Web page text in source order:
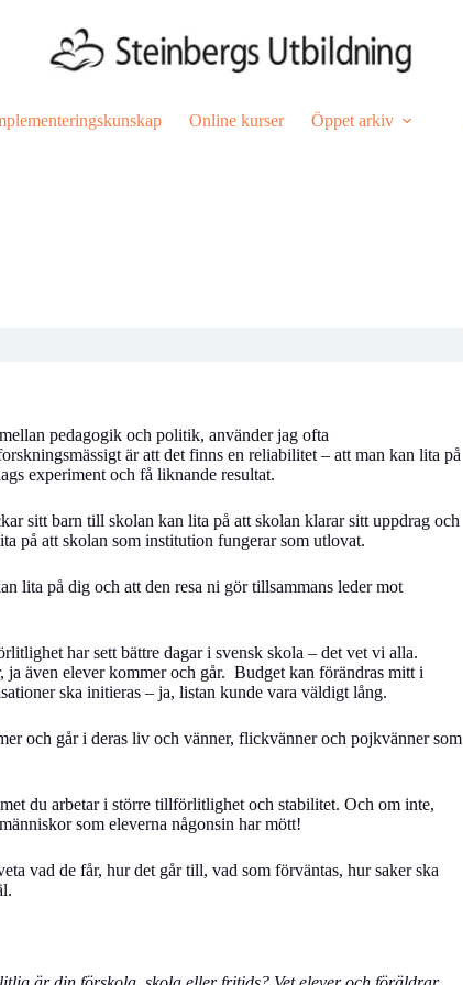
Online kurser Öppet arkiv
pedagogik och politik, använder jag ofta
är att det finns en reliabilitet – att man kan lita på
experiment och få liknande resultat.
sitt barn till skolan kan lita på att skolan klarar sitt uppdrag och
på att skolan som institution fungerar som utlovat.
lita på dig och att den resa ni gör tillsammans leder mot
har sett bättre dagar i svensk skola – det vet vi alla.
även elever kommer och går. Budget kan förändras mitt i
ska initieras – ja, listan kunde vara väldigt lång.
och går i deras liv och vänner, flickvänner och pojkvänner som
du arbetar i större tillförlitlighet och stabilitet. Och om inte,
som eleverna någonsin har mött!
vad de får, hur det går till, vad som förväntas, hur saker ska